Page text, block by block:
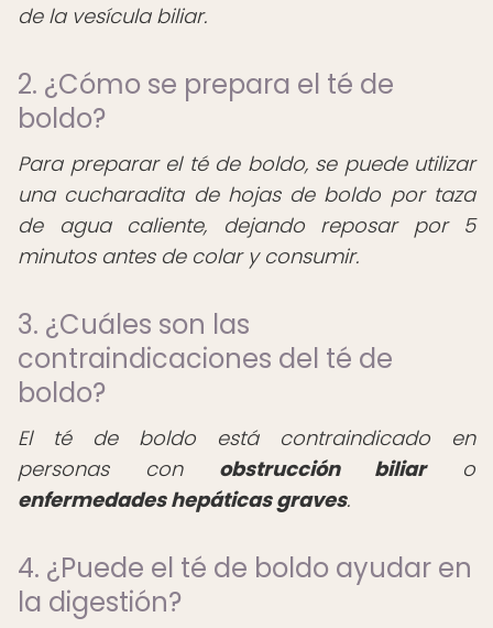
de la vesícula biliar.
2. ¿Cómo se prepara el té de
boldo?
Para preparar el té de boldo, se puede utilizar
una cucharadita de hojas de boldo por taza
de agua caliente, dejando reposar por 5
minutos antes de colar y consumir.
3. ¿Cuáles son las
contraindicaciones del té de
boldo?
El té de boldo está contraindicado en
personas con obstrucción biliaro
enfermedades hepáticas graves.
4. ¿Puede el té de boldo ayudar en
la digestión?